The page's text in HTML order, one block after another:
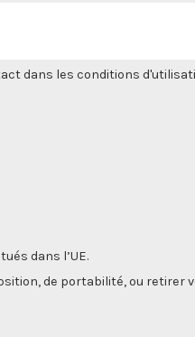
dans les conditions
dans l’UE.
de portabilité, ou